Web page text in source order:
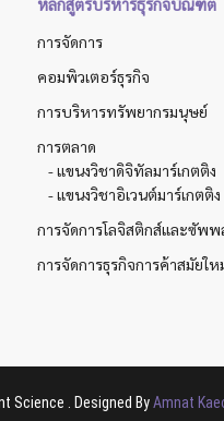
การจัดการ
คอมพิวเตอร์ธุรกิจ
การบริหารทรัพยากรมนุษย์
การตลาด
- แขนงวิชาดิจิทัลมาร์เกตติง
- แขนงวิชาอิเวนต์มาร์เกตติง
การจัดการโลจิสติกส์และซัพพ
การจัดการธุรกิจการค้าสมัยให
Science . Designed ByAmnat